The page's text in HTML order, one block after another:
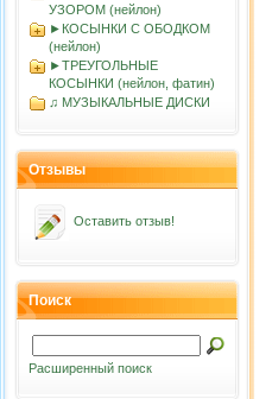
УЗОРОМ (нейлон)
►КОСЫНКИ С ОБОДКОМ
(нейлон)
►ТРЕУГОЛЬНЫЕ
КОСЫНКИ (нейлон, фатин)
♫ МУЗЫКАЛЬНЫЕ ДИСКИ
Отзывы
Оставить отзыв!
Поиск
Расширенный поиск